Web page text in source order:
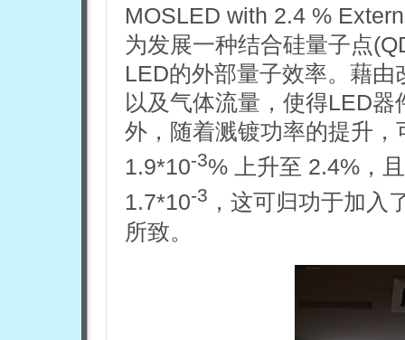
MOSLED with 2.4 %
为发展一种结合硅量子点
LED的外部量子效率。藉
以及气体流量，使得LED
外，随着溅镀功率的提升
1.9*10-3% 上升至 2.4%，
1.7*10-3 ，这可归功于加入
所致。